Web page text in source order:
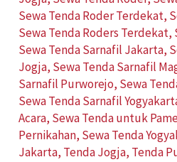
Sewa Tenda Roder Terdekat,
Sewa Tenda Roders Terdekat,
Sewa Tenda Sarnafil Jakarta,
Jogja, Sewa Tenda Sarnafil
Sarnafil Purworejo, Sewa
Sewa Tenda Sarnafil
Acara, Sewa Tenda untuk
Pernikahan, Sewa Tenda
Jakarta, Tenda Jogja, Tenda